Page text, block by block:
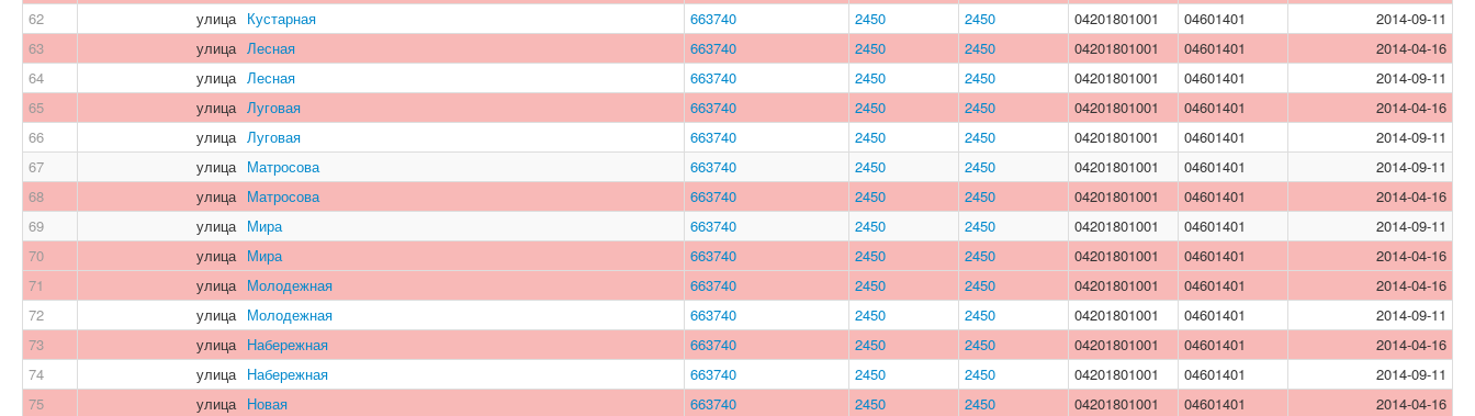
62
улица Кустарная 663740 2450 2450 04201801001 04601401
2014-09-11
63
улица Лесная 663740 2450 2450 04201801001 04601401
2014-04-16
64
улица Лесная 663740 2450 2450 04201801001 04601401
2014-09-11
65
улица Луговая 663740 2450 2450 04201801001 04601401
2014-04-16
66
улица Луговая 663740 2450 2450 04201801001 04601401
2014-09-11
67
улица Матросова 663740 2450 2450 04201801001 04601401
2014-09-11
68
улица Матросова 663740 2450 2450 04201801001 04601401
2014-04-16
69
улица Мира 663740 2450 2450 04201801001 04601401
2014-09-11
70
улица Мира 663740 2450 2450 04201801001 04601401
2014-04-16
71
улица Молодежная 663740 2450 2450 04201801001 04601401
2014-04-16
72
улица Молодежная 663740 2450 2450 04201801001 04601401
2014-09-11
73
улица Набережная 663740 2450 2450 04201801001 04601401
2014-04-16
74
улица Набережная 663740 2450 2450 04201801001 04601401
2014-09-11
75
улица Новая 663740 2450 2450 04201801001 04601401
2014-04-16